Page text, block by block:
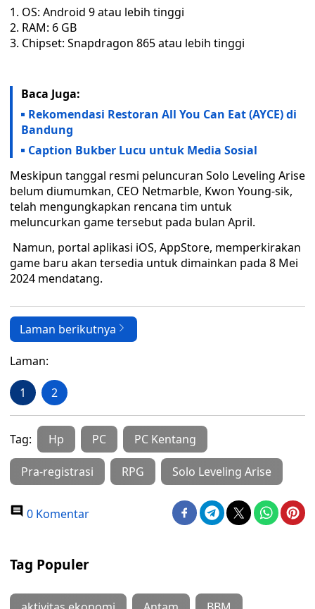
OS: Android 9 atau lebih tinggi
RAM: 6 GB
Chipset: Snapdragon 865 atau lebih tinggi
Baca Juga:
Rekomendasi Restoran All You Can Eat (AYCE) di
Bandung
Caption Bukber Lucu untuk Media Sosial
Meskipun tanggal resmi peluncuran Solo Leveling Arise
belum diumumkan, CEO Netmarble, Kwon Young-sik,
telah mengungkapkan rencana tim untuk
meluncurkan game tersebut pada bulan April.
Namun, portal aplikasi iOS, AppStore, memperkirakan
game baru akan tersedia untuk dimainkan pada 8 Mei
2024 mendatang.
Laman berikutnya
Laman:
1 2
Tag: Hp PC PC Kentang
Pra-registrasi RPG Solo Leveling Arise
0 Komentar
Tag Populer